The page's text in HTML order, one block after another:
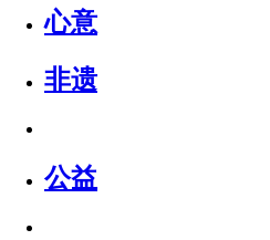
心意
非遗
公益